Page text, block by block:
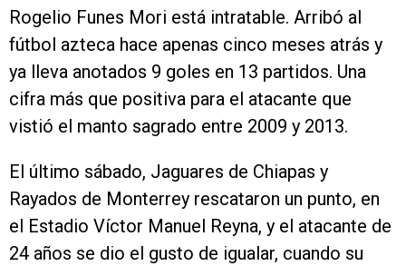
Rogelio Funes Mori está intratable. Arribó al
fútbol azteca hace apenas cinco meses atrás y
ya lleva anotados 9 goles en 13 partidos. Una
cifra más que positiva para el atacante que
vistió el manto sagrado entre 2009 y 2013.
El último sábado, Jaguares de Chiapas y
Rayados de Monterrey rescataron un punto, en
el Estadio Víctor Manuel Reyna, y el atacante de
24 años se dio el gusto de igualar, cuando su